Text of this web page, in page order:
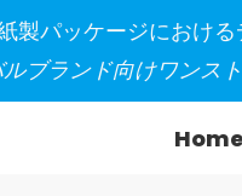
製パッケージにおけ
ブランド向けワンス
Home